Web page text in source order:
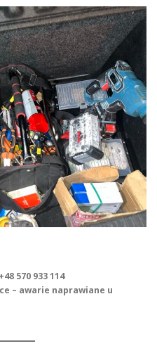
570 933 114
– awarie naprawiane u